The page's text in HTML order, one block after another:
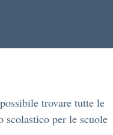
trovare tutte le
per le scuole